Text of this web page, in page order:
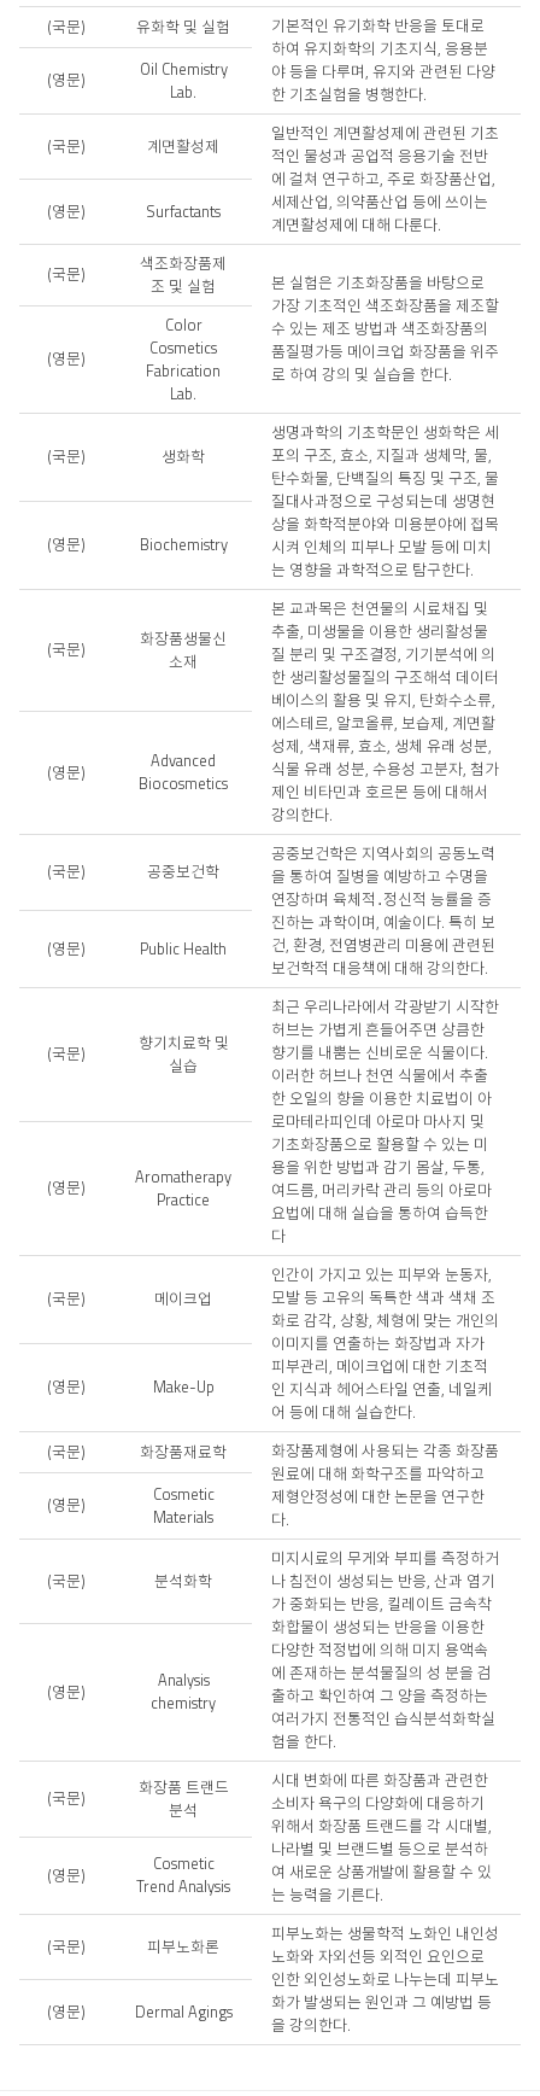
(국문) 유화학 및 실험
기본적인 유기화학 반응을 토대로
하여 유지화학의 기초지식, 응용분
야 등을 다루며, 유지와 관련된 다양
한 기초실험을 병행한다.
(영문)
Oil Chemistry
Lab.
(국문) 계면활성제
일반적인 계면활성제에 관련된 기초
적인 물성과 공업적 응용기술 전반
에 걸쳐 연구하고, 주로 화장품산업,
세제산업, 의약품산업 등에 쓰이는
계면활성제에 대해 다룬다.
(영문) Surfactants
(국문)
색조화장품제
조 및 실험
본 실험은 기초화장품을 바탕으로
가장 기초적인 색조화장품을 제조할
수 있는 제조 방법과 색조화장품의
품질평가등 메이크업 화장품을 위주
로 하여 강의 및 실습을 한다.
(영문)
Color
Cosmetics
Fabrication
Lab.
(국문) 생화학
생명과학의 기초학문인 생화학은 세
포의 구조, 효소, 지질과 생체막, 물,
탄수화물, 단백질의 특징 및 구조, 물
질대사과정으로 구성되는데 생명현
상을 화학적분야와 미용분야에 접목
시켜 인체의 피부나 모발 등에 미치
는 영향을 과학적으로 탐구한다.
(영문) Biochemistry
(국문)
화장품생물신
소재
본 교과목은 천연물의 시료채집 및
추출, 미생물을 이용한 생리활성물
질 분리 및 구조결정, 기기분석에 의
한 생리활성물질의 구조해석 데이터
베이스의 활용 및 유지, 탄화수소류,
에스테르, 알코올류, 보습제, 계면활
성제, 색재류, 효소, 생체 유래 성분,
식물 유래 성분, 수용성 고분자, 첨가
제인 비타민과 호르몬 등에 대해서
강의한다.
(영문)
Advanced
Biocosmetics
(국문) 공중보건학
공중보건학은 지역사회의 공동노력
을 통하여 질병을 예방하고 수명을
연장하며 육체적․정신적 능률을 증
진하는 과학이며, 예술이다. 특히 보
건, 환경, 전염병관리 미용에 관련된
보건학적 대응책에 대해 강의한다.
(영문) Public Health
(국문)
향기치료학 및
실습
최근 우리나라에서 각광받기 시작한
허브는 가볍게 흔들어주면 상큼한
향기를 내뿜는 신비로운 식물이다.
이러한 허브나 천연 식물에서 추출
한 오일의 향을 이용한 치료법이 아
로마테라피인데 아로마 마사지 및
기초화장품으로 활용할 수 있는 미
용을 위한 방법과 감기 몸살, 두통,
여드름, 머리카락 관리 등의 아로마
요법에 대해 실습을 통하여 습득한
다
(영문)
Aromatherapy
Practice
(국문) 메이크업
인간이 가지고 있는 피부와 눈동자,
모발 등 고유의 독특한 색과 색채 조
화로 감각, 상황, 체형에 맞는 개인의
이미지를 연출하는 화장법과 자가
피부관리, 메이크업에 대한 기초적
인 지식과 헤어스타일 연출, 네일케
어 등에 대해 실습한다.
(영문) Make-Up
(국문) 화장품재료학
화장품제형에 사용되는 각종 화장품
원료에 대해 화학구조를 파악하고
제형안정성에 대한 논문을 연구한
다.
(영문)
Cosmetic
Materials
(국문) 분석화학
미지시료의 무게와 부피를 측정하거
나 침전이 생성되는 반응, 산과 염기
가 중화되는 반응, 킬레이트 금속착
화합물이 생성되는 반응을 이용한
다양한 적정법에 의해 미지 용액속
에 존재하는 분석물질의 성 분을 검
출하고 확인하여 그 양을 측정하는
여러가지 전통적인 습식분석화학실
험을 한다.
(영문)
Analysis
chemistry
(국문)
화장품 트랜드
분석
시대 변화에 따른 화장품과 관련한
소비자 욕구의 다양화에 대응하기
위해서 화장품 트랜드를 각 시대별,
나라별 및 브랜드별 등으로 분석하
여 새로운 상품개발에 활용할 수 있
는 능력을 기른다.
(영문)
Cosmetic
Trend Analysis
(국문) 피부노화론
피부노화는 생물학적 노화인 내인성
노화와 자외선등 외적인 요인으로
인한 외인성노화로 나누는데 피부노
화가 발생되는 원인과 그 예방법 등
을 강의한다.
(영문) Dermal Agings